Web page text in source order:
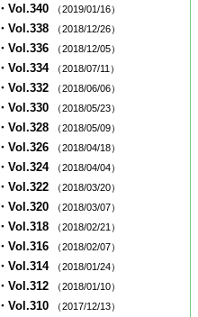
・Vol.340 （2019/01/16）
・Vol.338 （2018/12/26）
・Vol.336 （2018/12/05）
・Vol.334 （2018/07/11）
・Vol.332 （2018/06/06）
・Vol.330 （2018/05/23）
・Vol.328 （2018/05/09）
・Vol.326 （2018/04/18）
・Vol.324 （2018/04/04）
・Vol.322 （2018/03/20）
・Vol.320 （2018/03/07）
・Vol.318 （2018/02/21）
・Vol.316 （2018/02/07）
・Vol.314 （2018/01/24）
・Vol.312 （2018/01/10）
・Vol.310 （2017/12/13）